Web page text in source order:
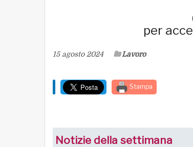
per
15 agosto 2024 Lavoro
Stampa
Notizie della settimana